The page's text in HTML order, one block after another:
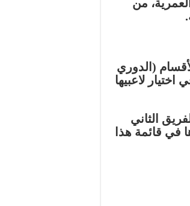
من
الأقسام (الدوري
اختيار لاعبيها
الثاني
من مواليد 1 يناير 2005 وما بعدها في قائمة هذا